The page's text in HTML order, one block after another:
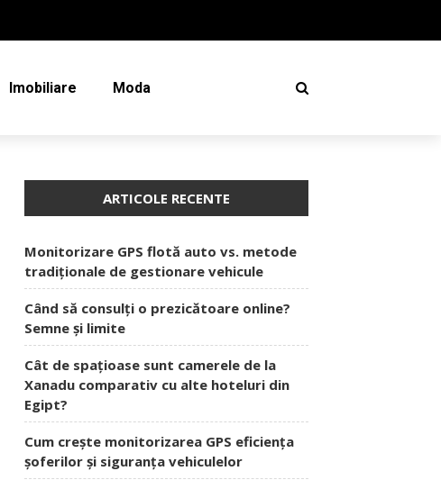
Imobiliare Moda
ARTICOLE RECENTE
Monitorizare GPS flotă auto vs. metode
tradiționale de gestionare vehicule
Când să consulți o prezicătoare online?
Semne și limite
Cât de spațioase sunt camerele de la
Xanadu comparativ cu alte hoteluri din
Egipt?
Cum crește monitorizarea GPS eficiența
șoferilor și siguranța vehiculelor